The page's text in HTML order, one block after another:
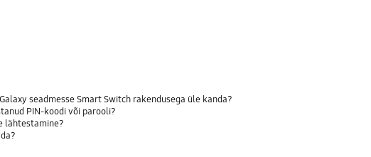
seadmesse Smart Switch rakendusega üle kanda?
PIN-koodi või parooli?
lähtestamine?